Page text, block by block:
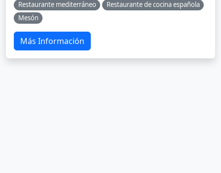
Restaurante mediterráneo
Restaurante de cocina española
Mesón
Más Información